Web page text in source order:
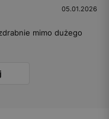
05.01.2026
mimo dużego